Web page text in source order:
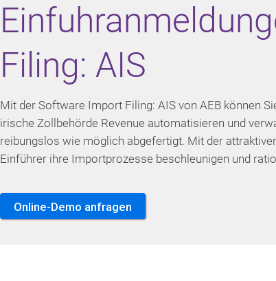
Filing: AIS
Mit der Software Import Filing: AIS von AEB können
irische Zollbehörde Revenue automatisieren und
reibungslos wie möglich abgefertigt. Mit der
Einführer ihre Importprozesse beschleunigen und
Online-Demo anfragen